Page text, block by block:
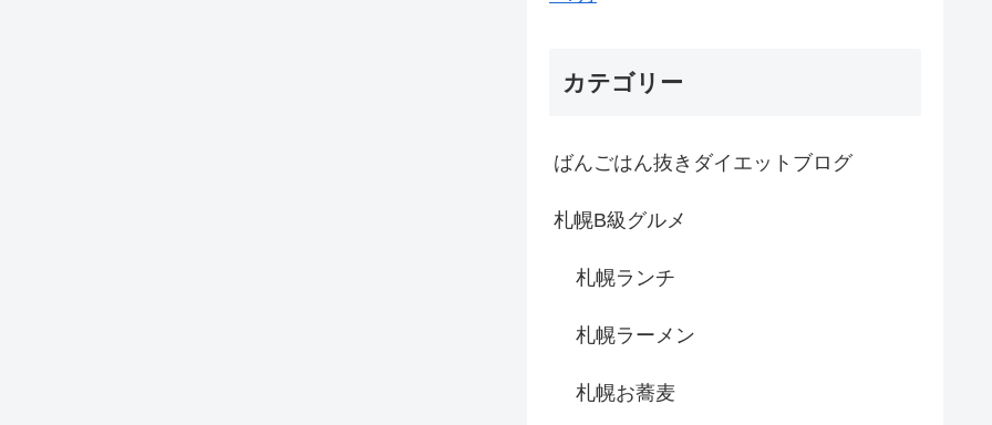
カテゴリー
ばんごはん抜きダイエットブログ
札幌B級グルメ
札幌ランチ
札幌ラーメン
札幌お蕎麦